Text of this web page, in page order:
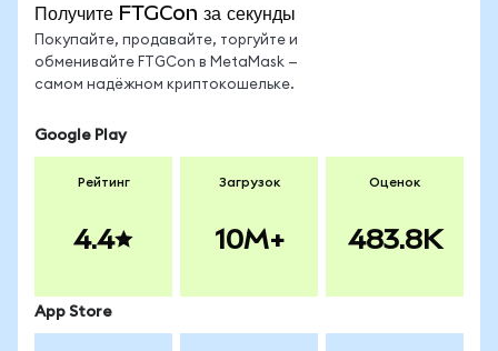
Получите FTGCon за секунды
Покупайте, продавайте, торгуйте и
обменивайте FTGCon в MetaMask —
самом надёжном криптокошельке.
Google Play
Рейтинг
4.4
Загрузок
10M+
Оценок
483.8K
App Store